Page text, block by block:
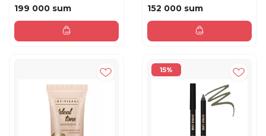
199 000 sum 152 000 sum
15%